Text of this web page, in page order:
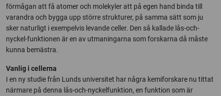
förmågan att få atomer och molekyler att på egen hand binda till
varandra och bygga upp större strukturer, på samma sätt som ju
sker naturligt i exempelvis levande celler. Den så kallade lås-och-
nyckel-funktionen är en av utmaningarna som forskarna då måste
kunna bemästra.
Vanlig i cellerna
I en ny studie från Lunds universitet har några kemiforskare nu tittat
närmare på denna lås-och-nyckelfunktion, en funktion som är